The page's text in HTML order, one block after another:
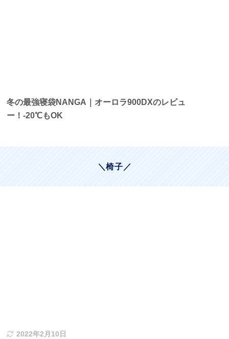
冬の最強寝袋NANGA｜オーロラ900DXのレビュ
ー！-20℃もOK
＼椅子／
2022年2月10日